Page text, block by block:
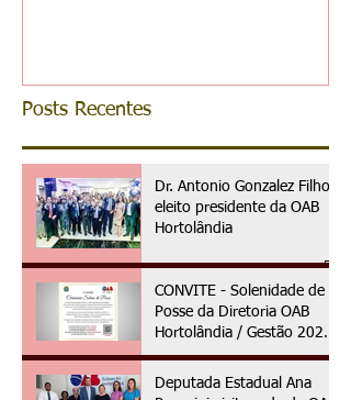
Posts Recentes
Dr. Antonio Gonzalez Filho é
eleito presidente da OAB
Hortolândia
CONVITE - Solenidade de
Posse da Diretoria OAB
Hortolândia / Gestão 2025
à 2027
Deputada Estadual Ana